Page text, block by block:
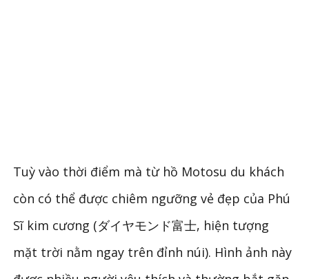
Tuỳ vào thời điểm mà từ hồ Motosu du khách
còn có thể được chiêm ngưỡng vẻ đẹp của Phú
Sĩ kim cương (ダイヤモンド富士, hiện tượng
mặt trời nằm ngay trên đỉnh núi). Hình ảnh này